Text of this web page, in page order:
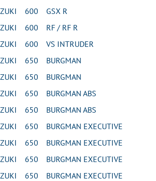
600 GSX R
600 RF / RF R
600 VS INTRUDER
650 BURGMAN
650 BURGMAN
650 BURGMAN ABS
650 BURGMAN ABS
650 BURGMAN EXECUTIVE
650 BURGMAN EXECUTIVE
650 BURGMAN EXECUTIVE
650 BURGMAN EXECUTIVE